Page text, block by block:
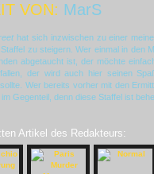
VON: MarS
hat sich inzwischen zu einer
zu steigern. Wer einmal in den
abgetaucht ist, der möchte
der wird auch hier seinen
Wer bereits vorher mit den
Gegenteil, denn diese Staffel ist
Artikel des Redakteurs: